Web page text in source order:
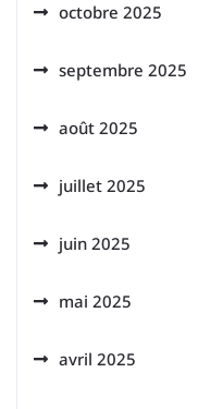
octobre 2025
septembre 2025
août 2025
juillet 2025
juin 2025
mai 2025
avril 2025